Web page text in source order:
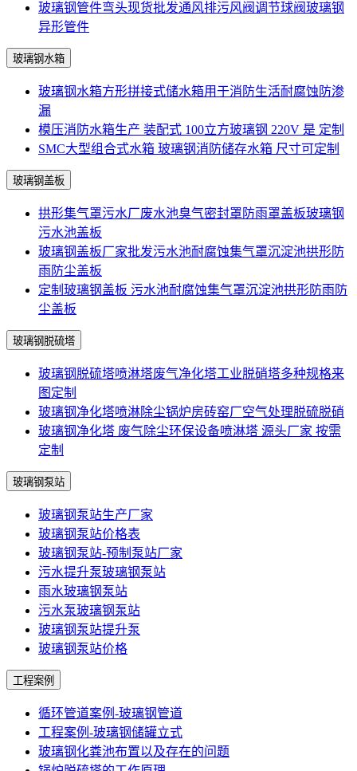
玻璃钢管件弯头现货批发通风排污风阀调节球阀玻璃钢
异形管件
玻璃钢水箱
玻璃钢水箱方形拼接式储水箱用于消防生活耐腐蚀防渗
漏
模压消防水箱生产 装配式 100立方玻璃钢 220V 是 定制
SMC大型组合式水箱 玻璃钢消防储存水箱 尺寸可定制
玻璃钢盖板
拱形集气罩污水厂废水池臭气密封罩防雨罩盖板玻璃钢
污水池盖板
玻璃钢盖板厂家批发污水池耐腐蚀集气罩沉淀池拱形防
雨防尘盖板
定制玻璃钢盖板 污水池耐腐蚀集气罩沉淀池拱形防雨防
尘盖板
玻璃钢脱硫塔
玻璃钢脱硫塔喷淋塔废气净化塔工业脱硝塔多种规格来
图定制
玻璃钢净化塔喷淋除尘锅炉房砖窑厂空气处理脱硫脱硝
玻璃钢净化塔 废气除尘环保设备喷淋塔 源头厂家 按需
定制
玻璃钢泵站
玻璃钢泵站生产厂家
玻璃钢泵站价格表
玻璃钢泵站-预制泵站厂家
污水提升泵玻璃钢泵站
雨水玻璃钢泵站
污水泵玻璃钢泵站
玻璃钢泵站提升泵
玻璃钢泵站价格
工程案例
循环管道案例-玻璃钢管道
工程案例-玻璃钢储罐立式
玻璃钢化粪池布置以及存在的问题